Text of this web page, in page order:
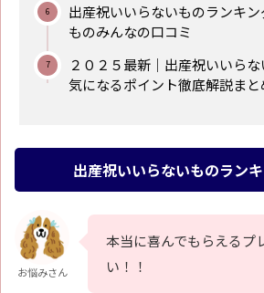
出産祝いいらないものランキ
ものみんなの口コミ
２０２５最新｜出産祝いいらな
気になるポイント徹底解説まと
出産祝いいらないものラン
お悩みさん
本当に喜んでもらえるプ
い！！